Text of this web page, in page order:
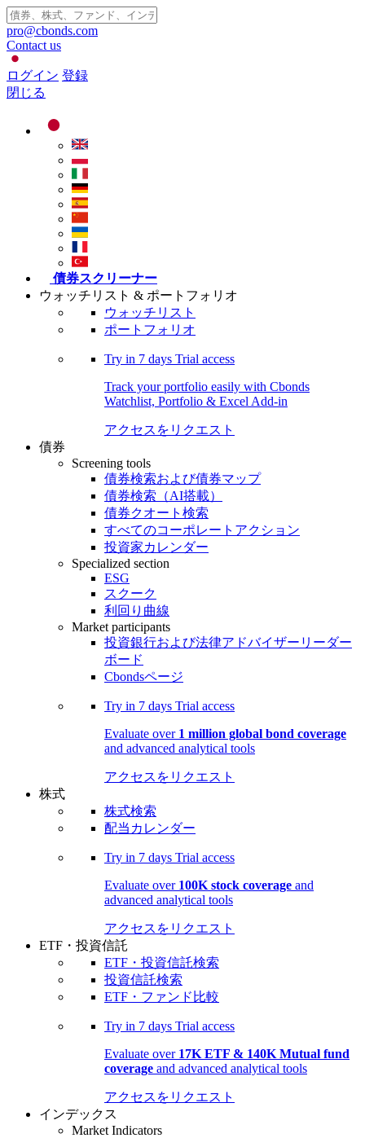
pro@cbonds.com
Contact us
ログイン 登録
閉じる
債券スクリーナー
ウォッチリスト & ポートフォリオ
ウォッチリスト
ポートフォリオ
Try in 7 days Trial access
Track your portfolio easily with Cbonds
Watchlist, Portfolio & Excel Add-in
アクセスをリクエスト
債券
Screening tools
債券検索および債券マップ
債券検索（AI搭載）
債券クオート検索
すべてのコーポレートアクション
投資家カレンダー
Specialized section
ESG
スクーク
利回り曲線
Market participants
投資銀行および法律アドバイザーリーダー
ボード
Cbondsページ
Try in 7 days Trial access
Evaluate over 1 million global bond coverage
and advanced analytical tools
アクセスをリクエスト
株式
株式検索
配当カレンダー
Try in 7 days Trial access
Evaluate over 100K stock coverage and
advanced analytical tools
アクセスをリクエスト
ETF・投資信託
ETF・投資信託検索
投資信託検索
ETF・ファンド比較
Try in 7 days Trial access
Evaluate over 17K ETF & 140K Mutual fund
coverage and advanced analytical tools
アクセスをリクエスト
インデックス
Market Indicators